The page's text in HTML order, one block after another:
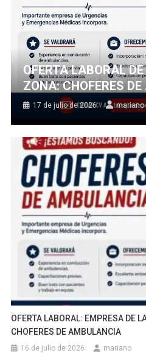
OFERTA LABORAL
ZONA: CHOFERES
17 de julio de 2026 mariano
OFERTA LABORAL: EMPRESA DE
CHOFERES DE AMBULANCIA
16 de julio de 2026 mariano